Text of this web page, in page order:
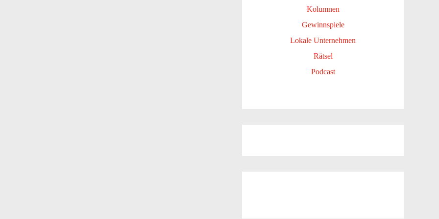
Kolumnen
Gewinnspiele
Lokale Unternehmen
Rätsel
Podcast